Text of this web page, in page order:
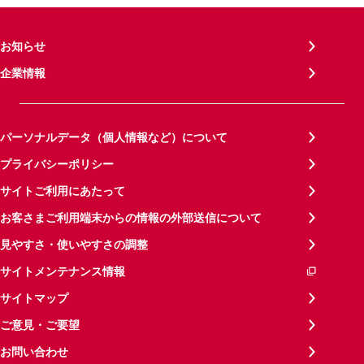
お知らせ
企業情報
パーソナルデータ（個人情報など）について
プライバシーポリシー
サイトご利用にあたって
お客さまご利用端末からの情報の外部送信について
見やすさ・使いやすさの調整
サイトメンテナンス情報
サイトマップ
ご意見・ご要望
お問い合わせ